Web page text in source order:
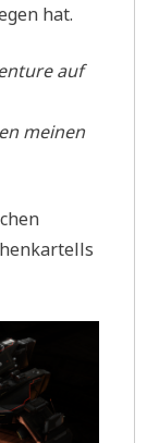
hat.
auf
meinen